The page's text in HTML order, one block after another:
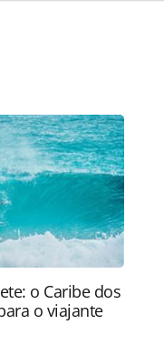
2023/11/ncl-
plus_200912.html
pela PANROTAS
Não reproduza o
o Caribe dos
o viajante